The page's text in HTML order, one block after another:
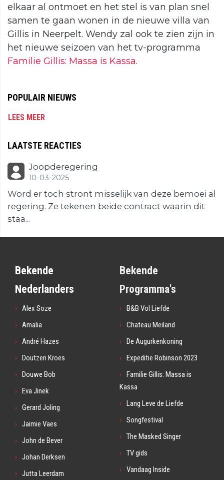
elkaar al ontmoet en het stel is van plan snel
samen te gaan wonen in de nieuwe villa van
Gillis in Neerpelt. Wendy zal ook te zien zijn in
het nieuwe seizoen van het tv-programma
Familie Gillis: Massa is Kassa.
POPULAIR NIEUWS
LEES MEER
LAATSTE REACTIES
Joopderegering
10-03-2025
Word er toch stront misselijk van deze bemoei al
regering. Ze tekenen beide contract waarin dit
staa...
Bekende
Nederlanders
Alex Soze
Amalia
André Hazes
Doutzen Kroes
Douwe Bob
Eva Jinek
Gerard Joling
Jaimie Vaes
John de Bever
Johan Derksen
Jutta Leerdam
Bekende
Programma's
B&B Vol Liefde
Chateau Meiland
De Augurkenkoning
Expeditie Robinson 2023
Familie Gillis: Massa is
Kassa
Lang Leve de Liefde
Songfestival
The Masked Singer
TV gids
Vandaag Inside